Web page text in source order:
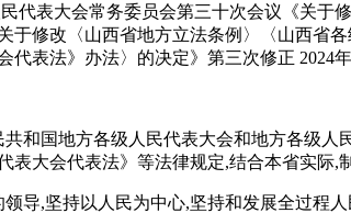
代表大会常务委员会第三十次会议《关
于修改〈山西省地方立法条例〉〈山西省
表法》办法〉的决定》第三次修正 2024
和国地方各级人民代表大会和地方各级
大会代表法》等法律规定,结合本省实际,
导,坚持以人民为中心,坚持和发展全过程